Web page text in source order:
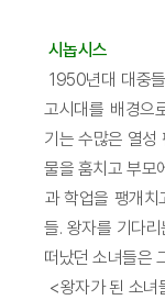
시놉시스
1950년대 대중
고시대를 배경으
기는 수많은 열성
물을 훔치고 부모
과 학업을 팽개
들. 왕자를 기다
떠났던 소녀들은
<왕자가 된 소녀